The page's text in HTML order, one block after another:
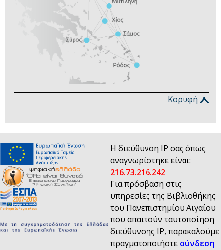
Κορυφή
Η διεύθυνση IP σας όπως
αναγνωρίστηκε είναι:
216.73.216.242
Για πρόσβαση στις
υπηρεσίες της Βιβλιοθήκης
του Πανεπιστημίου Αιγαίου
που απαιτούν ταυτοποίηση
διεύθυνσης IP, παρακαλούμε
πραγματοποιήστε σύνδεση